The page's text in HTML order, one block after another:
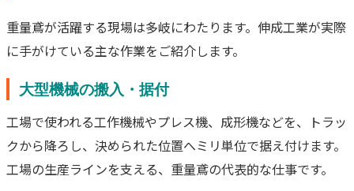
重量鳶が活躍する現場は多岐にわたります。伸成工業が実際
に手がけている主な作業をご紹介します。
大型機械の搬入・据付
工場で使われる工作機械やプレス機、成形機などを、トラッ
クから降ろし、決められた位置へミリ単位で据え付けます。
工場の生産ラインを支える、重量鳶の代表的な仕事です。